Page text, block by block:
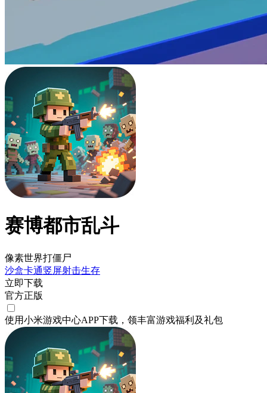
赛博都市乱斗
像素世界打僵尸
沙盒卡通竖屏射击生存
立即下载
官方正版
使用小米游戏中心APP下载 ，领丰富游戏福利 及礼包